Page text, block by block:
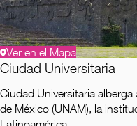
Ver en el Mapa
Ciudad Universitaria
Ciudad Universitaria
de México (UNAM), la